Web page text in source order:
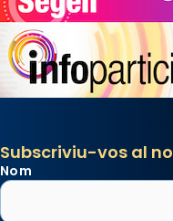
Subscriviu-vos al
Nom